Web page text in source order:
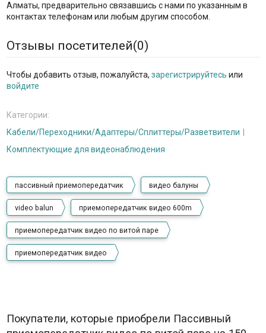
Алматы, предварительно связавшись с нами по указанным в
контактах телефонам или любым другим способом.
Отзывы посетителей(0)
Чтобы добавить отзыв, пожалуйста, зарегистрируйтесь или
войдите
Категории:
Кабели/Переходники/Адаптеры/Сплиттеры/Разветвители
Комплектующие для видеонаблюдения
пассивный приемопередатчик видео балуны
video balun приемопередатчик видео 600m
приемопередатчик видео по витой паре
приемопередатчик видео
Покупатели, которые приобрели Пассивный